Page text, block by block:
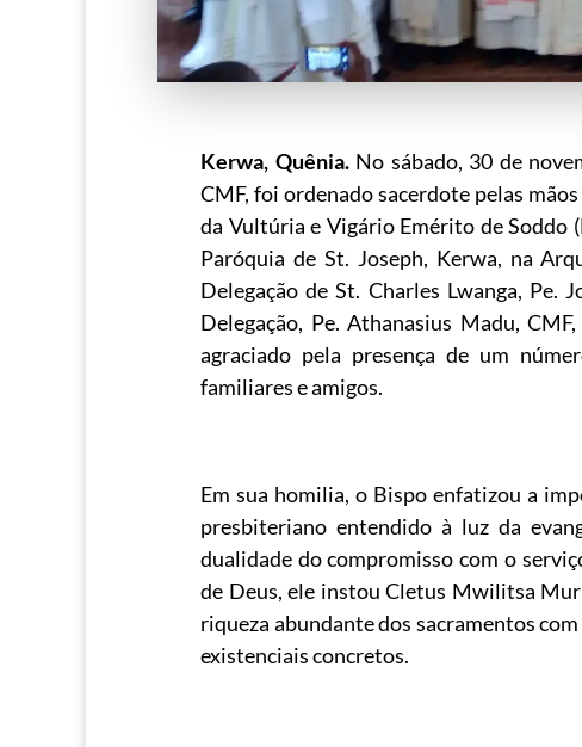
Kerwa, Quênia.No sábado, 30 de
CMF, foi ordenado sacerdote pelas
da Vultúria e Vigário Emérito de Soddo
Paróquia de St. Joseph, Kerwa, na
Delegação de St. Charles Lwanga, Pe.
Delegação, Pe. Athanasius Madu,
agraciado pela presença de um
familiares e amigos.
Em sua homilia, o Bispo enfatizou a
presbiteriano entendido à luz da
dualidade do compromisso com o
de Deus, ele instou Cletus Mwilitsa
riqueza abundante dos sacramentos
existenciais concretos.